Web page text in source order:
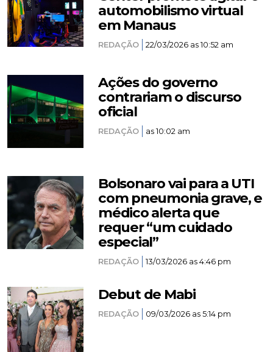
automobilismo virtual
em Manaus
REDAÇÃO 22/03/2026 as 10:52 am
Ações do governo
contrariam o discurso
oficial
REDAÇÃO as 10:02 am
Bolsonaro vai para a UTI
com pneumonia grave, e
médico alerta que
requer “um cuidado
especial”
REDAÇÃO 13/03/2026 as 4:46 pm
Debut de Mabi
REDAÇÃO 09/03/2026 as 5:14 pm